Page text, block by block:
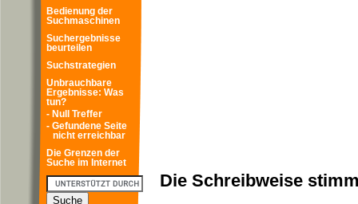
Die Schreibweise
Bedienung der
Suchmaschinen
Suchergebnisse
beurteilen
Suchstrategien
Unbrauchbare
Ergebnisse: Was
tun?
- Null Treffer
- Gefundene Seite
nicht erreichbar
Die Grenzen der
Suche im Internet